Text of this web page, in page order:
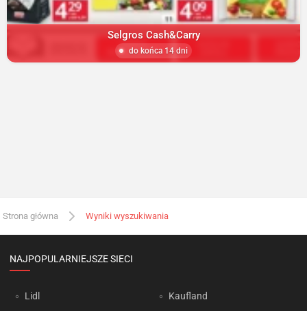
Selgros Cash&Carry
do końca 14 dni
Strona główna Wyniki wyszukiwania
NAJPOPULARNIEJSZE SIECI
Lidl Kaufland